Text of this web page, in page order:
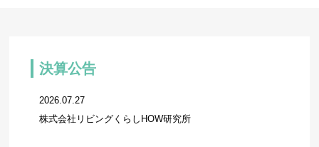
決算公告
2026.07.27
株式会社リビングくらしHOW研究所